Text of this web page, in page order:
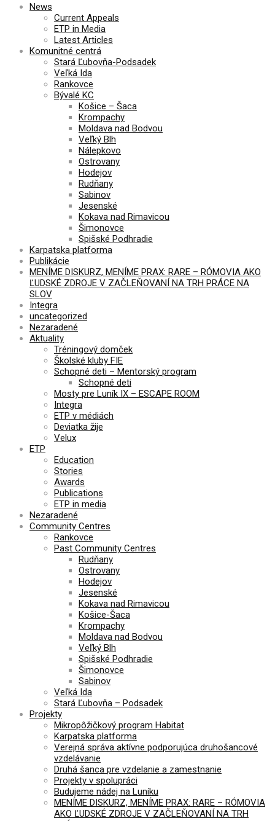
News
Current Appeals
ETP in Media
Latest Articles
Komunitné centrá
Stará Ľubovňa-Podsadek
Veľká Ida
Rankovce
Bývalé KC
Košice – Šaca
Krompachy
Moldava nad Bodvou
Veľký Blh
Nálepkovo
Ostrovany
Hodejov
Rudňany
Sabinov
Jesenské
Kokava nad Rimavicou
Šimonovce
Spišské Podhradie
Karpatska platforma
Publikácie
MENÍME DISKURZ, MENÍME PRAX: RARE – RÓMOVIA AKO
ĽUDSKÉ ZDROJE V ZAČLEŇOVANÍ NA TRH PRÁCE NA
SLOV
Integra
uncategorized
Nezaradené
Aktuality
Tréningový domček
Školské kluby FIE
Schopné deti – Mentorský program
Schopné deti
Mosty pre Luník IX – ESCAPE ROOM
Integra
ETP v médiách
Deviatka žije
Velux
ETP
Education
Stories
Awards
Publications
ETP in media
Nezaradené
Community Centres
Rankovce
Past Community Centres
Rudňany
Ostrovany
Hodejov
Jesenské
Kokava nad Rimavicou
Košice-Šaca
Krompachy
Moldava nad Bodvou
Veľký Blh
Spišské Podhradie
Šimonovce
Sabinov
Veľká Ida
Stará Ľubovňa – Podsadek
Projekty
Mikropôžičkový program Habitat
Karpatska platforma
Verejná správa aktívne podporujúca druhošancové
vzdelávanie
Druhá šanca pre vzdelanie a zamestnanie
Projekty v spolupráci
Budujeme nádej na Luníku
MENÍME DISKURZ, MENÍME PRAX: RARE – RÓMOVIA
AKO ĽUDSKÉ ZDROJE V ZAČLEŇOVANÍ NA TRH